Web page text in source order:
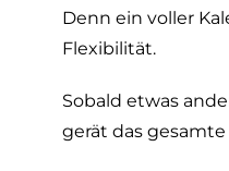
Denn ein voller
Flexibilität.
Sobald etwas
gerät das